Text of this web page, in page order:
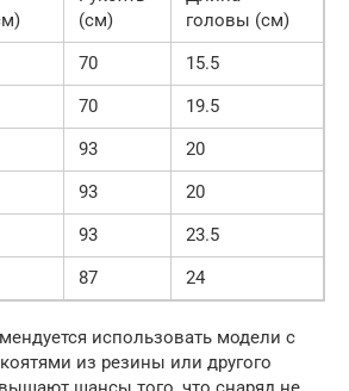
(см)
головы (см)
70
15.5
70
19.5
93
20
93
20
93
23.5
87 24
использовать модели с
из резины или другого